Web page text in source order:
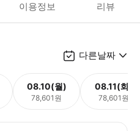
이용정보 리뷰
다른날짜
08.10(월)
78,601원
08.11(화)
78,601원